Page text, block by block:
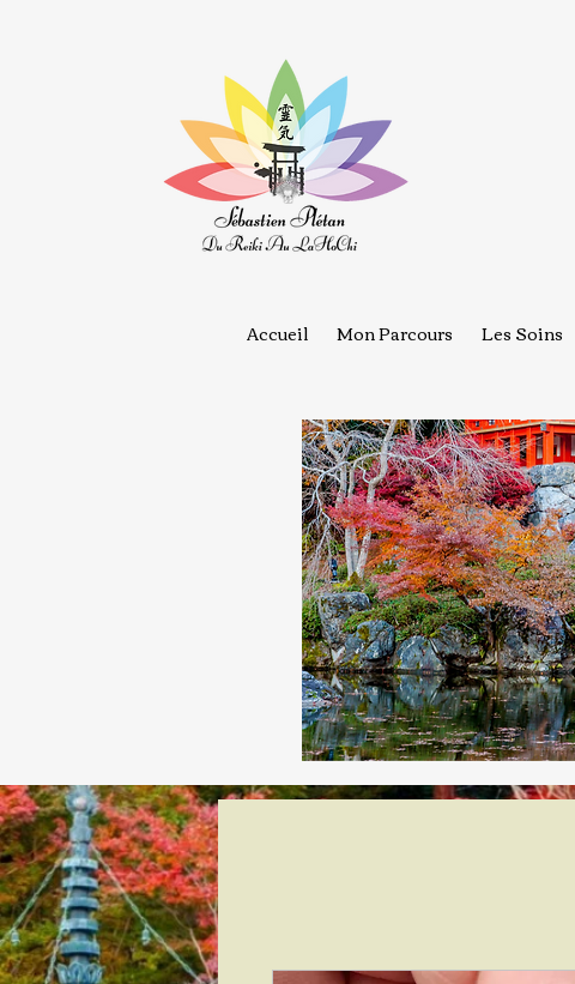
Accueil Mon Parcours Les Soins